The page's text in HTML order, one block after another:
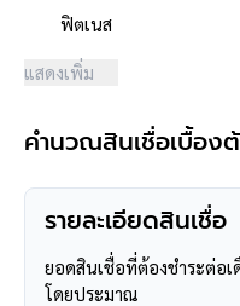
- ถนนโครงการกว้าง 10 เมตร
- สิ่งอำนวยความสะดวกภายใ
- ใกล้ห้างสรรพสินค้าเซ็นทรัล
บางใหญ่
โรงพยาบาลชลลดา
วิทยา, โรงเรียนดรุณวิทย์ศึก
ฟิตเนส
แสดงเพิ่ม
คำนวณสินเชื่อเบื้อง
รายละเอียดสินเชื่อ
ยอดสินเชื่อที่ต้องชำระต่อเ
โดยประมาณ